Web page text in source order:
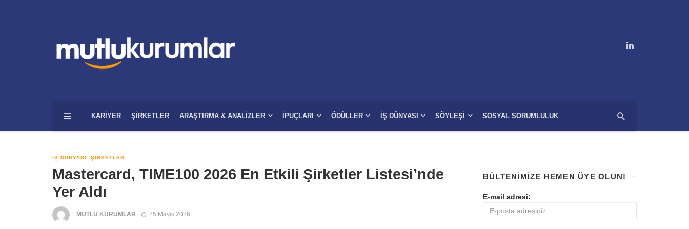
KARIYER ŞIRKETLER ARAŞTIRMA & ANALIZLER İPUÇLARI ÖDÜLLER İŞ DÜNYASI SÖYLEŞI SOSYAL SORUMLULUK
İŞ DÜNYASI ŞIRKETLER
Mastercard, TIME100 2026 En Etkili Şirketler Listesi’nde
Yer Aldı
MUTLU KURUMLAR 25 Mayıs 2026
BÜLTENIMIZE HEMEN ÜYE OLUN!
E-mail adresi: